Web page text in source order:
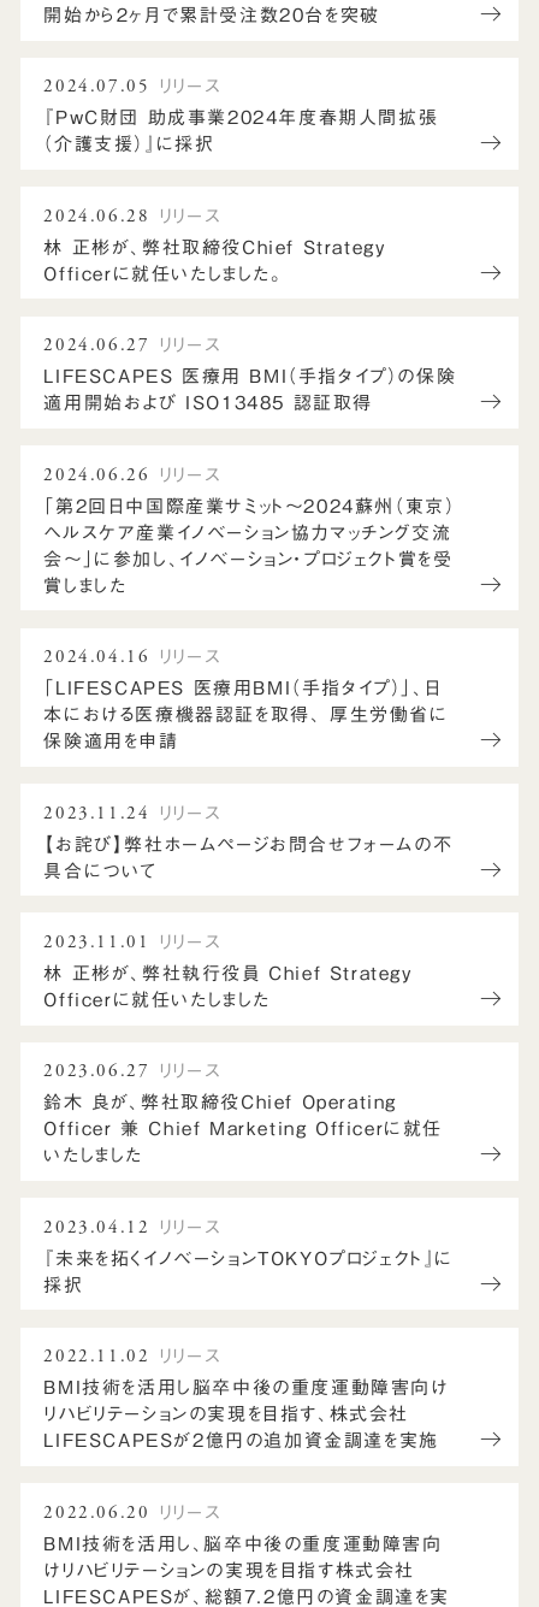
開始から２ヶ月で累計受注数20台を突破
2024.07.05
リリース
『PwC財団 助成事業2024年度春期人間拡張
（介護支援）』に採択
2024.06.28
リリース
林 正彬が、弊社取締役Chief Strategy
Officerに就任いたしました。
2024.06.27
リリース
LIFESCAPES 医療⽤ BMI（⼿指タイプ）の保険
適⽤開始および ISO13485 認証取得
2024.06.26
リリース
「第2回日中国際産業サミット〜2024蘇州（東京）
ヘルスケア産業イノベーション協力マッチング交流
会〜」に参加し、イノベーション・プロジェクト賞を受
賞しました
2024.04.16
リリース
「LIFESCAPES 医療用BMI（手指タイプ）」、日
本における医療機器認証を取得、 厚生労働省に
保険適用を申請
2023.11.24
リリース
【お詫び】弊社ホームページお問合せフォームの不
具合について
2023.11.01
リリース
林 正彬が、弊社執行役員 Chief Strategy
Officerに就任いたしました
2023.06.27
リリース
鈴木 良が、弊社取締役Chief Operating
Officer 兼 Chief Marketing Officerに就任
いたしました
2023.04.12
リリース
『未来を拓くイノベーションTOKYOプロジェクト』に
採択
2022.11.02
リリース
BMI技術を活用し脳卒中後の重度運動障害向け
リハビリテーションの実現を目指す、株式会社
LIFESCAPESが2億円の追加資金調達を実施
2022.06.20
リリース
BMI技術を活用し、脳卒中後の重度運動障害向
けリハビリテーションの実現を目指す株式会社
LIFESCAPESが、総額7.2億円の資金調達を実